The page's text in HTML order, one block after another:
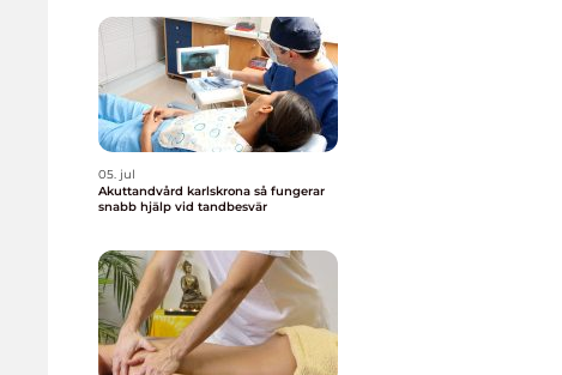
05. jul
Akuttandvård karlskrona så fungerar
snabb hjälp vid tandbesvär